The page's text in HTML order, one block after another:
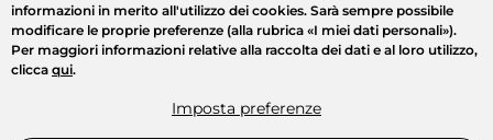
informazioni in merito all'utilizzo dei cookies. Sarà sempre possibile
modificare le proprie preferenze (alla rubrica «I miei dati personali»).
Per maggiori informazioni relative alla raccolta dei dati e al loro utilizzo,
clicca qui.
Imposta preferenze